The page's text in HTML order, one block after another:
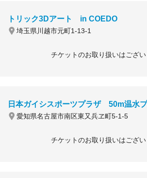
トリック3Dアート in COEDO
埼玉県川越市元町1-13-1
チケットのお取り扱いはござ
日本ガイシスポーツプラザ 50m温水
愛知県名古屋市南区東又兵ヱ町5-1-5
チケットのお取り扱いはござ